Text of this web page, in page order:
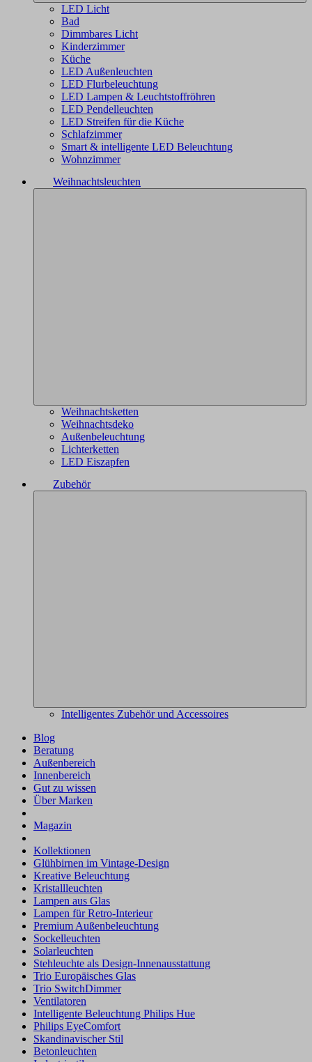
LED Licht
Bad
Dimmbares Licht
Kinderzimmer
Küche
LED Außenleuchten
LED Flurbeleuchtung
LED Lampen & Leuchtstoffröhren
LED Pendelleuchten
LED Streifen für die Küche
Schlafzimmer
Smart & intelligente LED Beleuchtung
Wohnzimmer
Weihnachtsleuchten
Weihnachtsketten
Weihnachtsdeko
Außenbeleuchtung
Lichterketten
LED Eiszapfen
Zubehör
Intelligentes Zubehör und Accessoires
Blog
Beratung
Außenbereich
Innenbereich
Gut zu wissen
Über Marken
Magazin
Kollektionen
Glühbirnen im Vintage-Design
Kreative Beleuchtung
Kristallleuchten
Lampen aus Glas
Lampen für Retro-Interieur
Premium Außenbeleuchtung
Sockelleuchten
Solarleuchten
Stehleuchte als Design-Innenausstattung
Trio Europäisches Glas
Trio SwitchDimmer
Ventilatoren
Intelligente Beleuchtung Philips Hue
Philips EyeComfort
Skandinavischer Stil
Betonleuchten